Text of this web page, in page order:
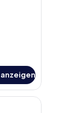
Vorhängen.Bett mit einer